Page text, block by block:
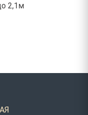
2,1м